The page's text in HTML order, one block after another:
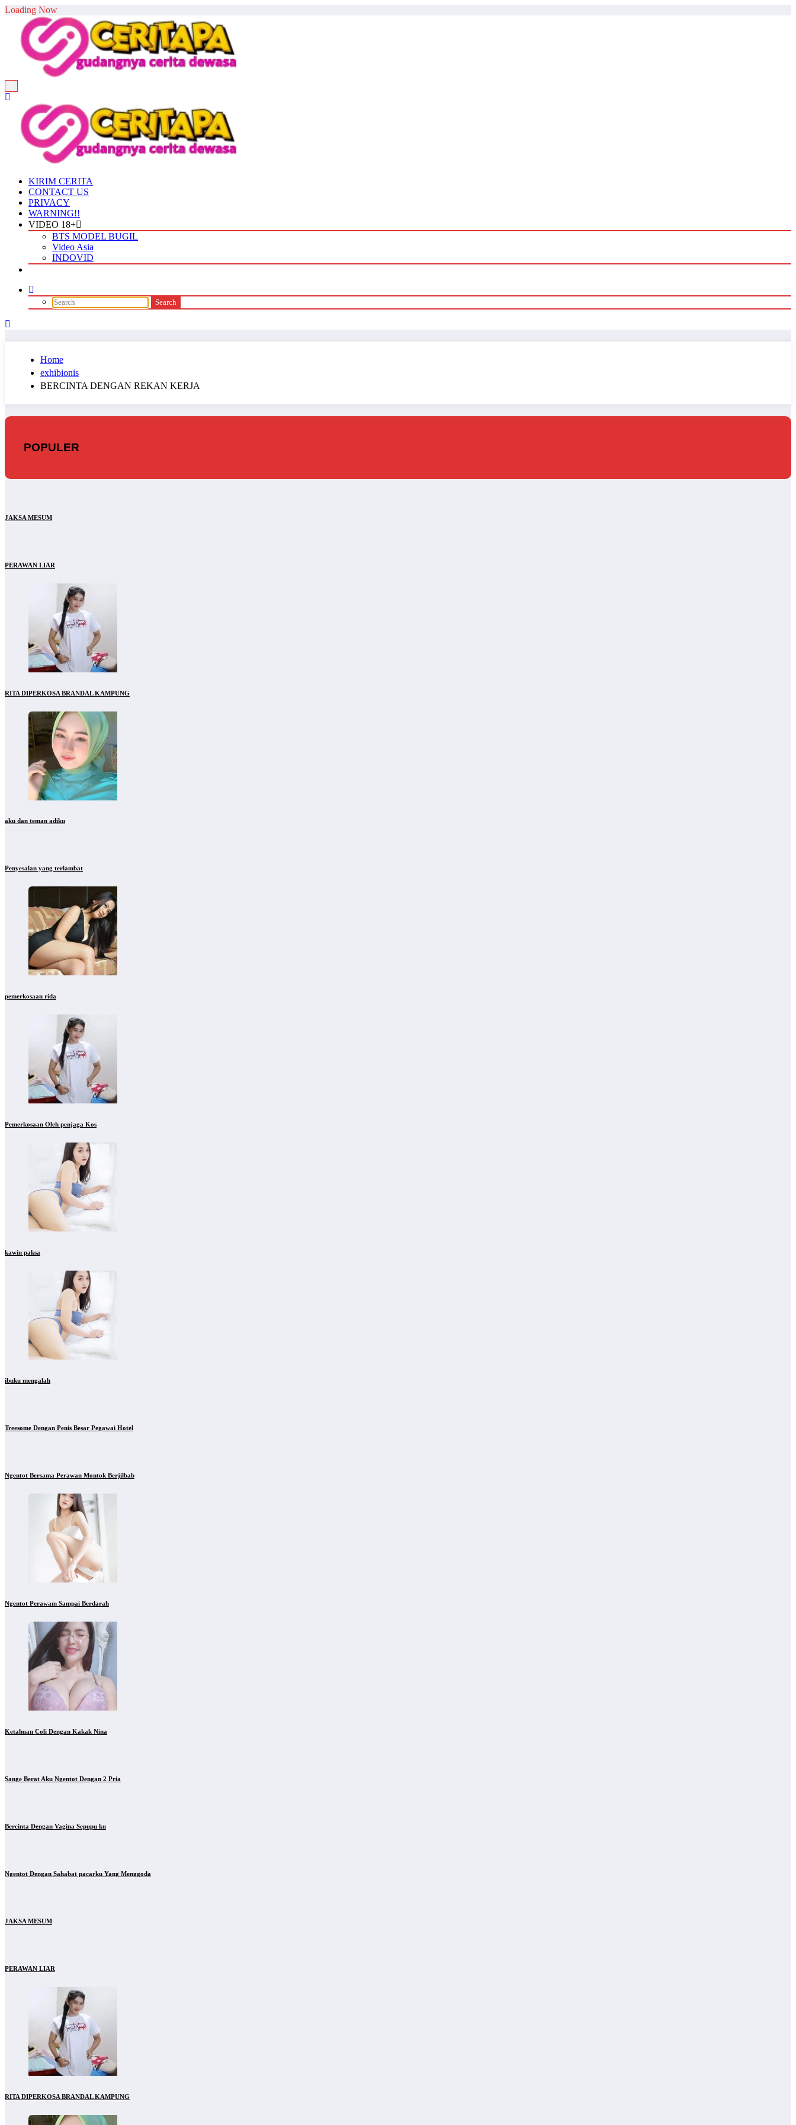
Skip
content
Loading Now
KIRIM CERITA
CONTACT US
PRIVACY
WARNING!!
VIDEO 18+
BTS MODEL BUGIL
Video Asia
INDOVID
Home
exhibionis
BERCINTA DENGAN REKAN KERJA
POPULER
JAKSA MESUM
PERAWAN LIAR
RITA DIPERKOSA BRANDAL KAMPUNG
aku dan teman adiku
Penyesalan yang terlambat
pemerkosaan rida
Pemerkosaan Oleh penjaga Kos
kawin paksa
ibuku mengalah
Treesome Dengan Penis Besar Pegawai Hotel
Ngentot Bersama Perawan Montok Berjilbab
Ngentot Perawam Sampai Berdarah
Ketahuan Coli Dengan Kakak Nina
Sange Berat Aku Ngentot Dengan 2 Pria
Bercinta Dengan Vagina Sepupu ku
Ngentot Dengan Sahabat pacarku Yang Menggoda
JAKSA MESUM
PERAWAN LIAR
RITA DIPERKOSA BRANDAL KAMPUNG